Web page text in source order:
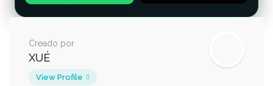
Creado por
XUÉ
View Profile